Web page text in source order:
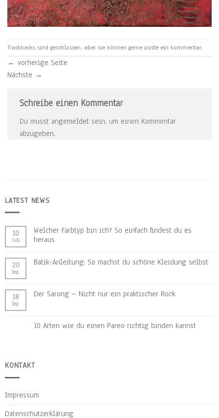
Trackbacks sind geschlossen, aber sie können gerne poste ein kommentar.
← vorherige Seite
Nächste →
Schreibe einen Kommentar
Du musst angemeldet sein, um einen Kommentar
abzugeben.
LATEST NEWS
10
Juli
Welcher Farbtyp bin ich? So einfach findest du es
heraus
20
Sep.
Batik-Anleitung: So machst du schöne Kleidung selbst
18
Sep.
Der Sarong – Nicht nur ein praktischer Rock
10 Arten wie du einen Pareo richtig binden kannst
KONTAKT
Impressum
Datenschutzerklärung